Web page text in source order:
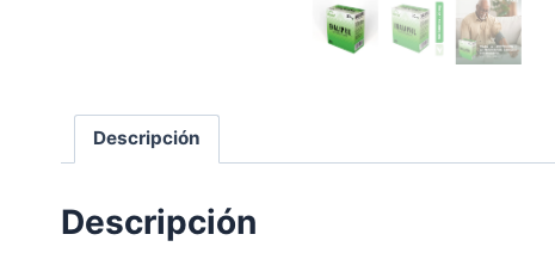
Descripción
Descripción